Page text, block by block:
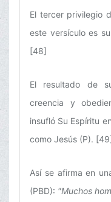
El tercer privilegio
este versículo es
[48]
El resultado de
creencia y
insufló Su Espíritu
como Jesús (P).
Así se afirma en
(PBD): "Muchos